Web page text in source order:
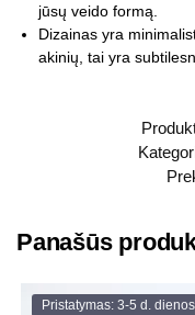
jūsų veido formą.
Dizainas yra
akinių, tai yra
Panašūs
Pristatymas: 3-5 d. dienos